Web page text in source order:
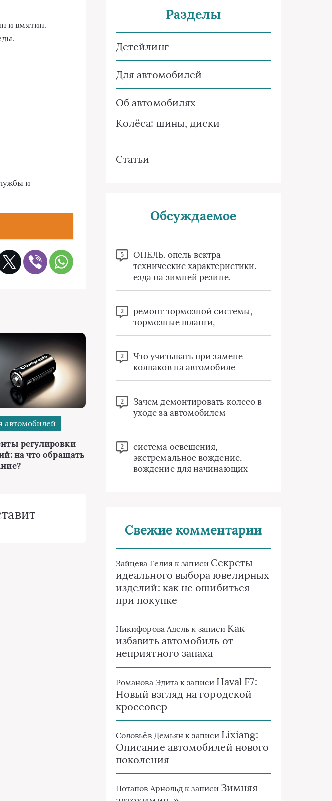
и вмятин.
и
автомобилей
регулировки
на что обращать
Разделы
Детейлинг
Для автомобилей
Об автомобилях
Колёса: шины, диски
Статьи
Обсуждаемое
5
ОПЕЛЬ. опель вектра
технические характеристики.
езда на зимней резине.
2
ремонт тормозной системы,
тормозные шланги,
2
Что учитывать при замене
колпаков на автомобиле
2
Зачем демонтировать колесо в
уходе за автомобилем
2
система освещения,
экстремальное вождение,
вождение для начинающих
Свежие комментарии
Зайцева Гелия к записи Секреты
идеального выбора ювелирных
изделий: как не ошибиться
при покупке
Никифорова Адель к записи Как
избавить автомобиль от
неприятного запаха
Романова Эдита к записи Haval F7:
Новый взгляд на городской
кроссовер
Соловьёв Демьян к записи Lixiang:
Описание автомобилей нового
поколения
Потапов Арнольд к записи Зимняя